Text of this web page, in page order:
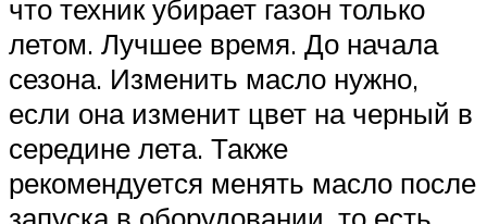
что техник убирает газон только
летом. Лучшее время. До начала
сезона. Изменить масло нужно,
если она изменит цвет на черный в
середине лета. Также
рекомендуется менять масло после